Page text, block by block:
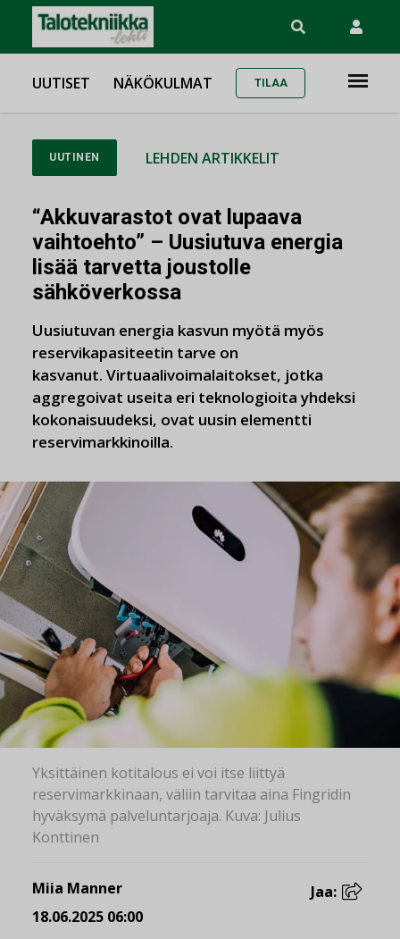
UUTISET NÄKÖKULMAT TILAA
UUTINEN LEHDEN ARTIKKELIT
“Akkuvarastot ovat lupaava
vaihtoehto” – Uusiutuva energia
lisää tarvetta joustolle
sähköverkossa
Uusiutuvan energia kasvun myötä myös
reservikapasiteetin tarve on
kasvanut. Virtuaalivoimalaitokset, jotka
aggregoivat useita eri teknologioita yhdeksi
kokonaisuudeksi, ovat uusin elementti
reservimarkkinoilla.
Yksittäinen kotitalous ei voi itse liittyä
reservimarkkinaan, väliin tarvitaa aina Fingridin
hyväksymä palveluntarjoaja. Kuva: Julius
Konttinen
Miia Manner
18.06.2025 06:00
Jaa: